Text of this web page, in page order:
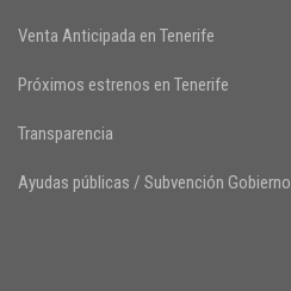
Venta Anticipada en Tenerife
Próximos estrenos en Tenerife
Transparencia
Ayudas públicas / Subvención Gobierno